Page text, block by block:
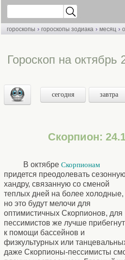
гороскопы › гороскопы зодиака › месяц ›
Гороскоп на октябрь
сегодня завтра
Скорпион:
В октябре Скорпионам
придется преодолевать
хандру, связанную со сменой
теплых дней на более холодные,
но это будут мелочи для
оптимистичных Скорпионов, для
пессимистов же лучше
к помощи бассейнов и
физкультурных или
даже Скорпионы-пессимисты